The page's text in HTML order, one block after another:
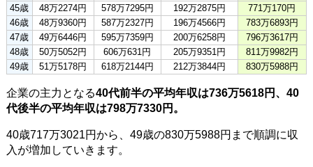
45歳
48万2274円 578万7295円 192万2875円
771万170円
46歳
48万9360円 587万2327円 196万4566円
783万6893円
47歳
49万6446円 595万7359円 200万6258円
796万3617円
48歳
50万5052円 606万631円 205万9351円
811万9982円
49歳
51万5178円 618万2144円 212万3844円 830万5988円
企業の主力となる40代前半の平均年収は736万5618円、40
代後半の平均年収は798万7330円。
40歳717万3021円から、49歳の830万5988円まで順調に収
入が増加していきます。